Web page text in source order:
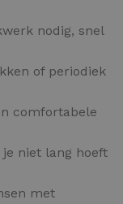
nodig, snel
of periodiek
comfortabele
niet lang hoeft
met